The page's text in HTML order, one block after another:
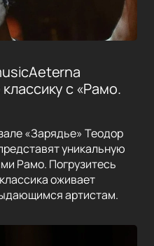
с «Рамо.
«Зарядье» Теодор
уникальную
Рамо. Погрузитесь
оживает
артистам.